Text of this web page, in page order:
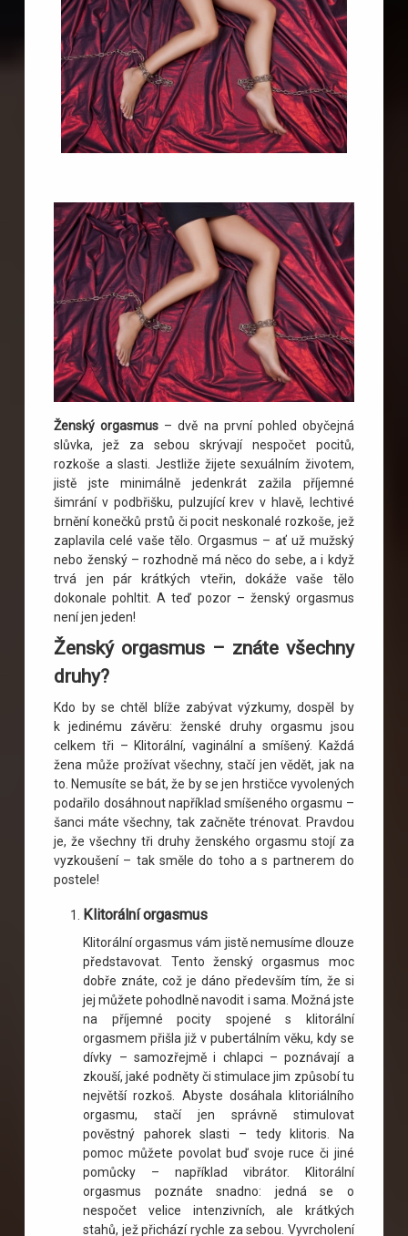
Ženský orgasmus – dvě na první pohled obyčejná
slůvka, jež za sebou skrývají nespočet pocitů,
rozkoše a slasti. Jestliže žijete sexuálním životem,
jistě jste minimálně jedenkrát zažila příjemné
šimrání v podbřišku, pulzující krev v hlavě, lechtivé
brnění konečků prstů či pocit neskonalé rozkoše, jež
zaplavila celé vaše tělo. Orgasmus – ať už mužský
nebo ženský – rozhodně má něco do sebe, a i když
trvá jen pár krátkých vteřin, dokáže vaše tělo
dokonale pohltit. A teď pozor – ženský orgasmus
není jen jeden!
Ženský orgasmus – znáte všechny
druhy?
Kdo by se chtěl blíže zabývat výzkumy, dospěl by
k jedinému závěru: ženské druhy orgasmu jsou
celkem tři – Klitorální, vaginální a smíšený. Každá
žena může prožívat všechny, stačí jen vědět, jak na
to. Nemusíte se bát, že by se jen hrstičce vyvolených
podařilo dosáhnout například smíšeného orgasmu –
šanci máte všechny, tak začněte trénovat. Pravdou
je, že všechny tři druhy ženského orgasmu stojí za
vyzkoušení – tak směle do toho a s partnerem do
postele!
Klitorální orgasmus
Klitorální orgasmus vám jistě nemusíme dlouze
představovat. Tento ženský orgasmus moc
dobře znáte, což je dáno především tím, že si
jej můžete pohodlně navodit i sama. Možná jste
na příjemné pocity spojené s klitorální
orgasmem přišla již v pubertálním věku, kdy se
dívky – samozřejmě i chlapci – poznávají a
zkouší, jaké podněty či stimulace jim způsobí tu
největší rozkoš. Abyste dosáhala klitoriálního
orgasmu, stačí jen správně stimulovat
pověstný pahorek slasti – tedy klitoris. Na
pomoc můžete povolat buď svoje ruce či jiné
pomůcky – například vibrátor. Klitorální
orgasmus poznáte snadno: jedná se o
nespočet velice intenzivních, ale krátkých
stahů, jež přichází rychle za sebou. Vyvrcholení